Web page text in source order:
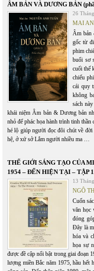
ÂM BẢN VÀ DƯƠNG BẢN
26
MAI
Âm bản
gốc từ
phim
buổi sơ
cuối thế
chiếu
cái quy
không
sách
khái niệm Âm bản & Dương bản
nhỏ để phác họa hành trình tinh thần
hé lộ giúp người đọc đôi chút về
hệ, ở xứ sở Lắm người nhiều ma …
THẾ GIỚI SÁNG TẠO CỦA
1954 – ĐẾN HIỆN TẠI – TẬP 1
13
NGÔ
Cuốn
văn học
đóng
Đây là
hóa và
họa sự
được đề cập nổi bật trong giai đoạn
lượng miền Bắc năm 1975, hầu hết